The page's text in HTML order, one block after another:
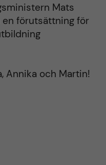
Mats
en förutsättning för
Annika och Martin!